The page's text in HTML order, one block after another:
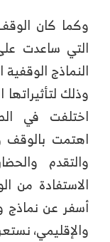
وكما كان الوقف
التي ساعدت
النماذج
وذلك
اختلفت في
اهتمت بالوقف
والتقدم
الاستفادة من
أسفر عن نماذج
والإقليمي،